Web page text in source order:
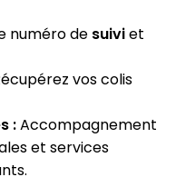
numéro de suiviet
vos colis
:Accompagnement
et services